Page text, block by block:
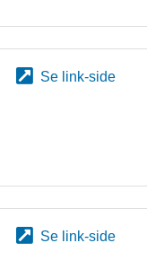
Se link-side
Se link-side